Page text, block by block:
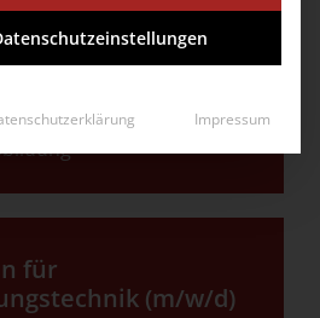
in (m/w/d)
für
(m/w/d)
Impressum